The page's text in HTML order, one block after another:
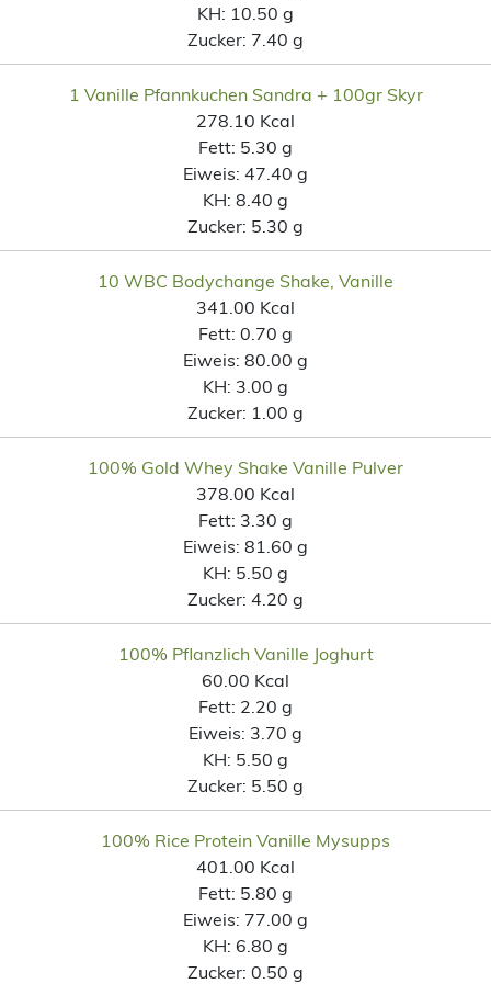
KH: 10.50 g
Zucker: 7.40 g
1 Vanille Pfannkuchen Sandra + 100gr Skyr
278.10 Kcal
Fett: 5.30 g
Eiweis: 47.40 g
KH: 8.40 g
Zucker: 5.30 g
10 WBC Bodychange Shake, Vanille
341.00 Kcal
Fett: 0.70 g
Eiweis: 80.00 g
KH: 3.00 g
Zucker: 1.00 g
100% Gold Whey Shake Vanille Pulver
378.00 Kcal
Fett: 3.30 g
Eiweis: 81.60 g
KH: 5.50 g
Zucker: 4.20 g
100% Pflanzlich Vanille Joghurt
60.00 Kcal
Fett: 2.20 g
Eiweis: 3.70 g
KH: 5.50 g
Zucker: 5.50 g
100% Rice Protein Vanille Mysupps
401.00 Kcal
Fett: 5.80 g
Eiweis: 77.00 g
KH: 6.80 g
Zucker: 0.50 g